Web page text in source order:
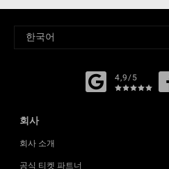
4,9/5
회사
회사 소개
공식 티켓 파트너